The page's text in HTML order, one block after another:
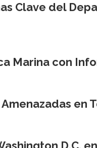
Clave del
Marina con
en